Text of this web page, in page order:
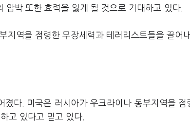
박 또한 효력을 잃게 될 것으로 기대하고 있다.
지역을 점령한 무장세력과 테러리스트들을 끌어
다. 미국은 러시아가 우크라이나 동부지역을 점
고 있다고 믿고 있다.